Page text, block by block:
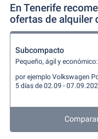
En Tenerife
ofertas de alquiler
Subcompacto
Pequeño, ágil y
por ejemplo Volkswagen
5 días de 02.09 -